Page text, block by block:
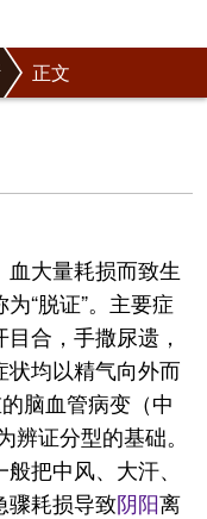
正文
大量耗损而致生
“脱证”。主要症
合，手撒尿遗，
均以精气向外而
脑血管病变（中
辨证分型的基础。
把中风、大汗、
骤耗损导致阴阳离